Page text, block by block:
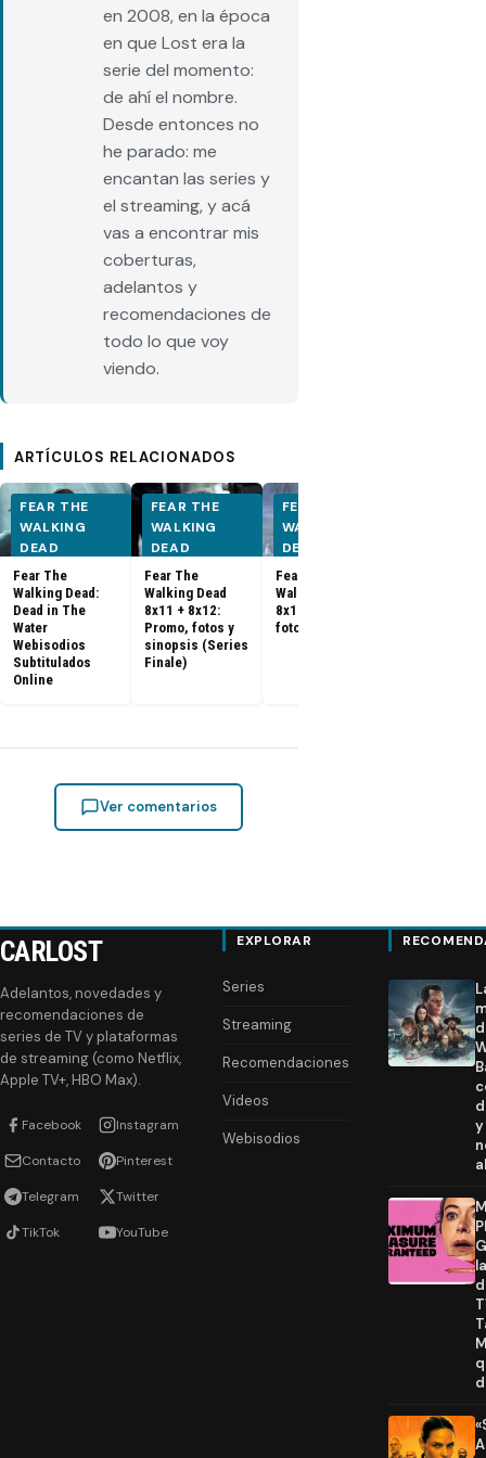
en 2008, en la época
en que Lost era la
serie del momento:
de ahí el nombre.
Desde entonces no
he parado: me
encantan las series y
el streaming, y acá
vas a encontrar mis
coberturas,
adelantos y
recomendaciones de
todo lo que voy
viendo.
ARTÍCULOS RELACIONADOS
FEAR THE
WALKING
DEAD
Fear The
Walking Dead:
Dead in The
Water
Webisodios
Subtitulados
Online
FEAR THE
WALKING
DEAD
Fear The
Walking Dead
8x11 + 8x12:
Promo, fotos y
sinopsis (Series
Finale)
FEAR THE
WALKING
DEAD
Fear The
Walking Dead
8x10: Promo,
fotos y sinopsis
Ver comentarios
CARLOST
Adelantos, novedades y
recomendaciones de
series de TV y plataformas
de streaming (como Netflix,
Apple TV+, HBO Max).
Facebook Instagram
Contacto Pinterest
Telegram Twitter
TikTok YouTube
EXPLORAR
Series
Streaming
Recomendaciones
Videos
Webisodios
y